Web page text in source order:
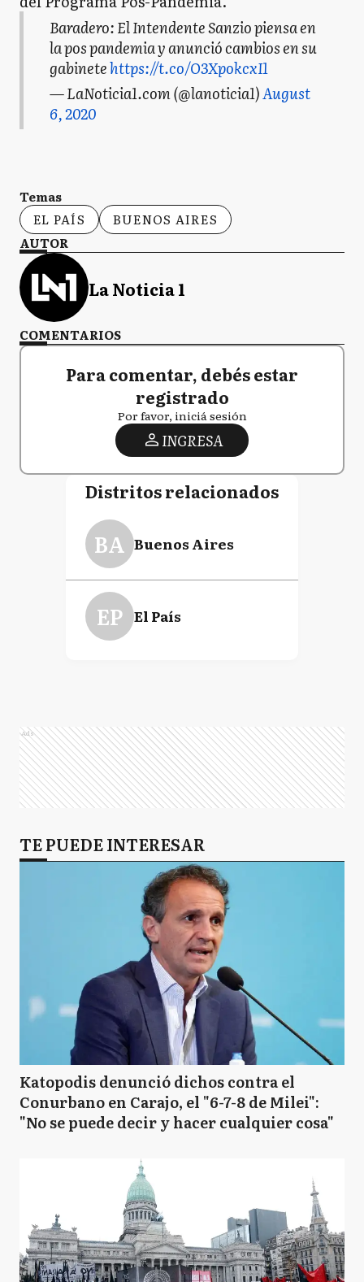
Baradero: El Intendente Sanzio piensa en
la pos pandemia y anunció cambios en su
gabinetehttps://t.co/O3XpokcxI1
— LaNoticia1.com (@lanoticia1)August
6, 2020
Temas
EL PAÍS
BUENOS AIRES
AUTOR
La Noticia 1
COMENTARIOS
Para comentar, debés estar
registrado
Por favor, iniciá sesión
INGRESA
Distritos relacionados
BA Buenos Aires
EP El País
Ads
TE PUEDE INTERESAR
Katopodis denunció dichos contra el
Conurbano en Carajo, el "6-7-8 de Milei":
"No se puede decir y hacer cualquier cosa"